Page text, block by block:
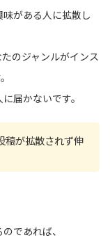
がある人に拡散し
のジャンルがインス
届かないです。
稿が拡散されず伸
であれば、